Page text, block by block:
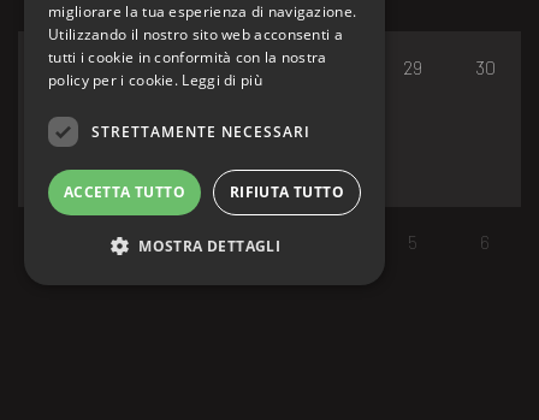
24 25 26 27 29 30
1 2 3 5 6
migliorare la tua esperienza di navigazione.
Utilizzando il nostro sito web acconsenti a
tutti i cookie in conformità con la nostra
policy per i cookie. Leggi di più
STRETTAMENTE NECESSARI
ACCETTA TUTTO RIFIUTA TUTTO
MOSTRA DETTAGLI